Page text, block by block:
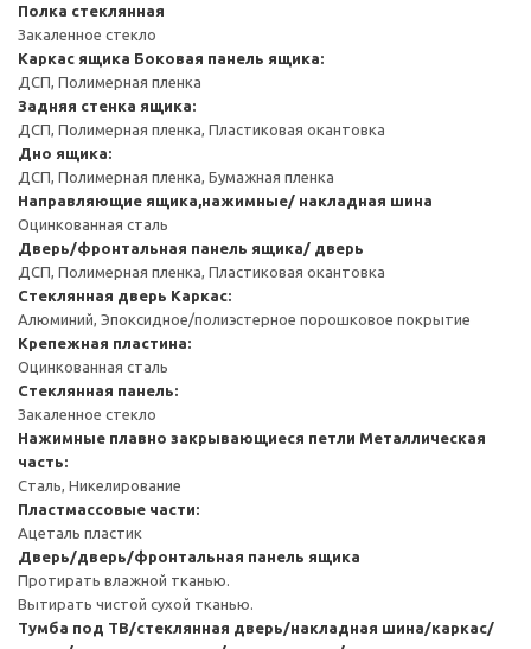
Полка стеклянная
Закаленное стекло
Каркас ящика Боковая панель ящика:
ДСП, Полимерная пленка
Задняя стенка ящика:
ДСП, Полимерная пленка, Пластиковая окантовка
Дно ящика:
ДСП, Полимерная пленка, Бумажная пленка
Направляющие ящика,нажимные/ накладная шина
Оцинкованная сталь
Дверь/фронтальная панель ящика/ дверь
ДСП, Полимерная пленка, Пластиковая окантовка
Стеклянная дверь Каркас:
Алюминий, Эпоксидное/полиэстерное порошковое покрытие
Крепежная пластина:
Оцинкованная сталь
Стеклянная панель:
Закаленное стекло
Нажимные плавно закрывающиеся петли Металлическая
часть:
Сталь, Никелирование
Пластмассовые части:
Ацеталь пластик
Дверь/дверь/фронтальная панель ящика
Протирать влажной тканью.
Вытирать чистой сухой тканью.
Тумба под ТВ/стеклянная дверь/накладная шина/каркас/